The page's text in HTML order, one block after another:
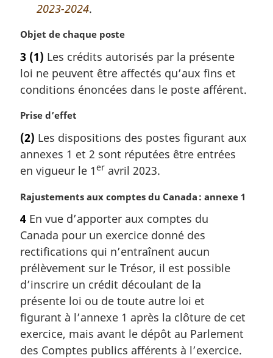
2023-2024.
N
t
e
m
r
i
n
a
e
Objet de chaque poste
3 (1) Les crédits autorisés par la présente
loi ne peuvent être affectés qu’aux fins et
conditions énoncées dans le poste afférent.
N
t
e
m
r
i
n
a
e
:
Prise d’effet
(2) Les dispositions des postes figurant aux
annexes 1 et 2 sont réputées être entrées
en vigueur le 1er avril 2023.
N
t
e
m
a
r
g
i
n
a
Rajustements aux comptes du Canada : annexe 1
4 En vue d’apporter aux comptes du
Canada pour un exercice donné des
rectifications qui n’entraînent aucun
prélèvement sur le Trésor, il est possible
d’inscrire un crédit découlant de la
présente loi ou de toute autre loi et
figurant à l’annexe 1 après la clôture de cet
exercice, mais avant le dépôt au Parlement
des Comptes publics afférents à l’exercice.